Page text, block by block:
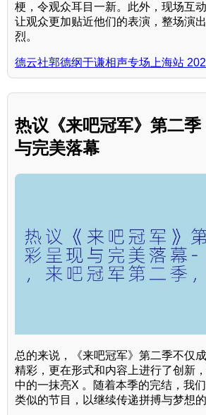
梗，令观众耳目一新。此外，现场互
让观众更加贴近他们的表演，整场演
烈。
德云社郭德纲于谦相声专场上海站
热议《来吧冠军》第二
与完美落幕
总的来说，《来吧冠军》第二季不仅
精彩，更在形式和内容上进行了创新
中的一抹亮X 。随着本季的完结，我
类似的节目，以继续传递拼搏与梦想的